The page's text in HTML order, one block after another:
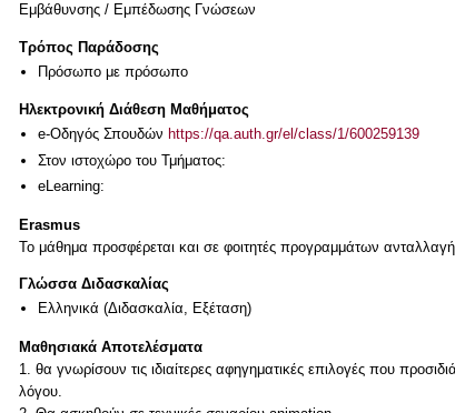
Εμβάθυνσης / Εμπέδωσης Γνώσεων
Τρόπος Παράδοσης
Πρόσωπο με πρόσωπο
Ηλεκτρονική Διάθεση Μαθήματος
e-Οδηγός Σπουδών https://qa.auth.gr/el/class/1/600259139
Στον ιστοχώρο του Τμήματος:
eLearning:
Erasmus
Το μάθημα προσφέρεται και σε φοιτητές προγραμμάτων
Γλώσσα Διδασκαλίας
Ελληνικά (Διδασκαλία, Εξέταση)
Μαθησιακά Αποτελέσματα
1. θα γνωρίσουν τις ιδιαίτερες αφηγηματικές επιλογές που
λόγου.